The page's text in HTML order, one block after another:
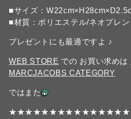
■サイズ：
■材質：ポリエステル/ネオプレン
プレゼントにも最適ですよ ♪
WEB STORE での お買い求めは
MARCJACOBS CATEGORY
ではまた